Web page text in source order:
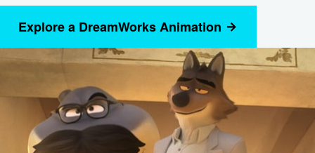
Explore a DreamWorks Animation